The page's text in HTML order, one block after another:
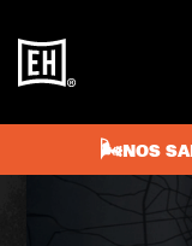
🌬️NOS